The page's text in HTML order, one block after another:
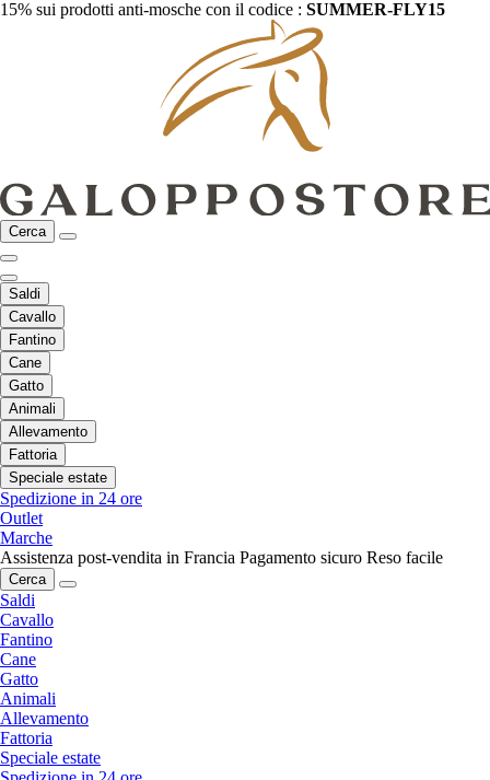
15% sui prodotti anti-mosche con il codice : SUMMER-FLY15
Cerca
Saldi
Cavallo
Fantino
Cane
Gatto
Animali
Allevamento
Fattoria
Speciale estate
Spedizione in 24 ore
Outlet
Marche
Assistenza post-vendita in Francia Pagamento sicuro Reso facile
Cerca
Saldi
Cavallo
Fantino
Cane
Gatto
Animali
Allevamento
Fattoria
Speciale estate